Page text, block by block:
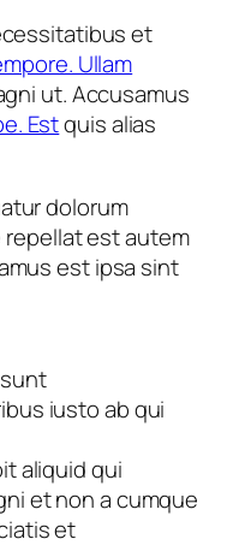
et
Ullam
ut. Accusamus
Estquis alias
dolorum
repellat est autem
est ipsa sint
iusto ab qui
aliquid qui
et non a cumque
et